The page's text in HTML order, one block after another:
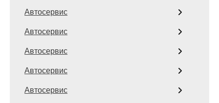
Автосервис
Автосервис
Автосервис
Автосервис
Автосервис